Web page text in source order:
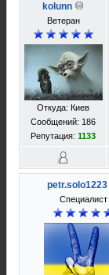
kolunn
Ветеран
Откуда: Киев
Сообщений: 186
Репутация: 1133
petr.solo1223
Специалист